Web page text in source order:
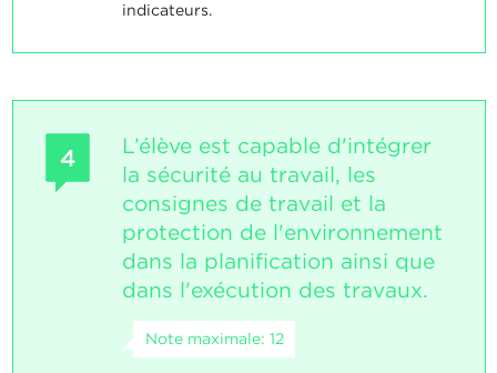
indicateurs.
4
L’élève est capable d'intégrer
la sécurité au travail, les
consignes de travail et la
protection de l'environnement
dans la planification ainsi que
dans l'exécution des travaux.
Note maximale: 12